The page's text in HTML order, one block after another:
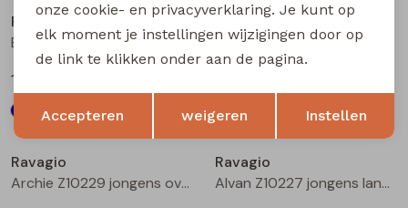
Ravagio
Bez W20208 jongens T-shirt lm Bruin
17,99
Ravagio
Ravagio
Archie Z10229 jongens overhemd km Groen donker
Ravagio
Alvan Z10227 jongens lange broek Antra
Terug Opslaan
onze cookie- en privacyverklaring. Je kunt op
elk moment je instellingen wijzigingen door op
de link te klikken onder aan de pagina.
Accepteren weigeren Instellen